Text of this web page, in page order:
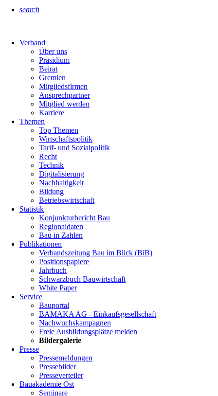
search
Verband
Über uns
Präsidium
Beirat
Gremien
Mitgliedsfirmen
Ansprechpartner
Mitglied werden
Karriere
Themen
Top Themen
Wirtschaftspolitik
Tarif- und Sozialpolitik
Recht
Technik
Digitalisierung
Nachhaltigkeit
Bildung
Betriebswirtschaft
Statistik
Konjunkturbericht Bau
Regionaldaten
Bau in Zahlen
Publikationen
Verbandszeitung Bau im Blick (BiB)
Positionspapiere
Jahrbuch
Schwarzbuch Bauwirtschaft
White Paper
Service
Bauportal
BAMAKA AG - Einkaufsgesellschaft
Nachwuchskampagnen
Freie Ausbildungsplätze melden
Bildergalerie
Presse
Pressemeldungen
Pressebilder
Presseverteiler
Bauakademie Ost
Seminare